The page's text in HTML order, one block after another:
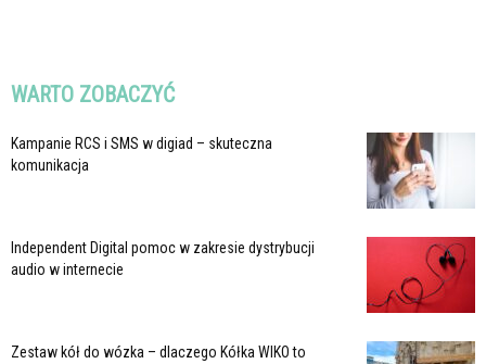
WARTO ZOBACZYĆ
Kampanie RCS i SMS w digiad – skuteczna
komunikacja
Independent Digital pomoc w zakresie dystrybucji
audio w internecie
Zestaw kół do wózka – dlaczego Kółka WIKO to